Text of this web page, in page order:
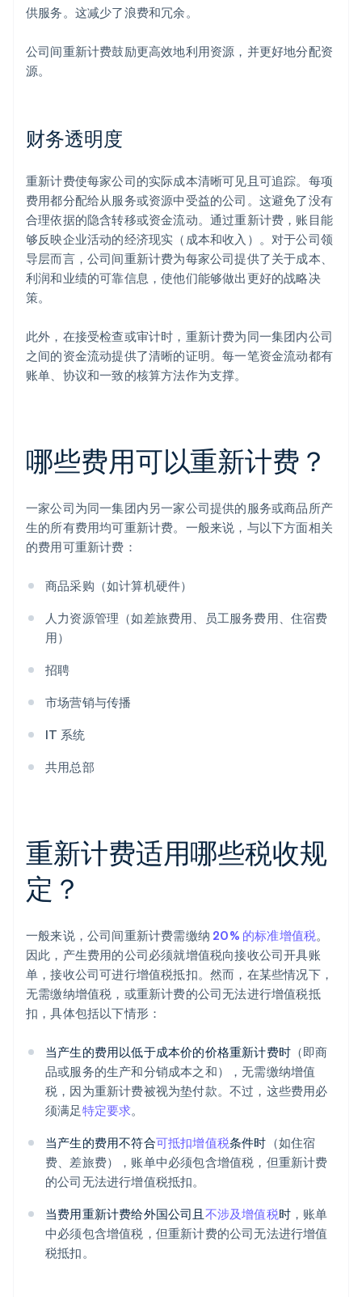
供服务。这减少了浪费和冗余。
公司间重新计费鼓励更高效地利用资源，并更好地分配资
源。
财务透明度
重新计费使每家公司的实际成本清晰可见且可追踪。每项
费用都分配给从服务或资源中受益的公司。这避免了没有
合理依据的隐含转移或资金流动。通过重新计费，账目能
够反映企业活动的经济现实（成本和收入）。对于公司领
导层而言，公司间重新计费为每家公司提供了关于成本、
利润和业绩的可靠信息，使他们能够做出更好的战略决
策。
此外，在接受检查或审计时，重新计费为同一集团内公司
之间的资金流动提供了清晰的证明。每一笔资金流动都有
账单、协议和一致的核算方法作为支撑。
哪些费用可以重新计费？
一家公司为同一集团内另一家公司提供的服务或商品所产
生的所有费用均可重新计费。一般来说，与以下方面相关
的费用可重新计费：
商品采购（如计算机硬件）
人力资源管理（如差旅费用、员工服务费用、住宿费
用）
招聘
市场营销与传播
IT 系统
共用总部
重新计费适用哪些税收规
定？
一般来说，公司间重新计费需缴纳 20% 的标准增值税。
因此，产生费用的公司必须就增值税向接收公司开具账
单，接收公司可进行增值税抵扣。然而，在某些情况下，
无需缴纳增值税，或重新计费的公司无法进行增值税抵
扣，具体包括以下情形：
当产生的费用以低于成本价的价格重新计费时 （即商
品或服务的生产和分销成本之和），无需缴纳增值
税，因为重新计费被视为垫付款。不过，这些费用必
须满足特定要求。
当产生的费用不符合可抵扣增值税条件时 （如住宿
费、差旅费），账单中必须包含增值税，但重新计费
的公司无法进行增值税抵扣。
当费用重新计费给外国公司且 不涉及增值税时 ，账单
中必须包含增值税，但重新计费的公司无法进行增值
税抵扣。